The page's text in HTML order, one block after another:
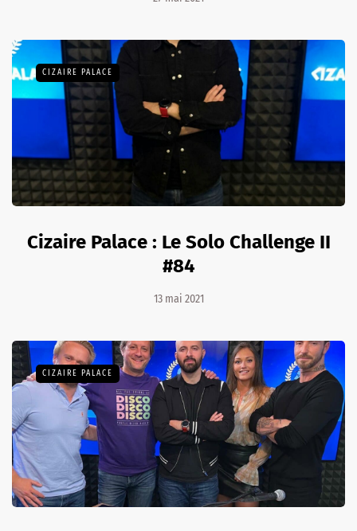
CIZAIRE PALACE
Cizaire Palace : Le Solo Challenge II
#84
13 mai 2021
CIZAIRE PALACE